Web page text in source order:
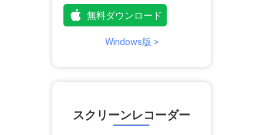
無料ダウンロード
Windows版 >
スクリーンレコーダー